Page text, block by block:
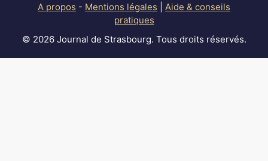
A propos - Mentions légales
Aide & conseils
pratiques
© 2026 Journal de Strasbourg. Tous droits réservés.